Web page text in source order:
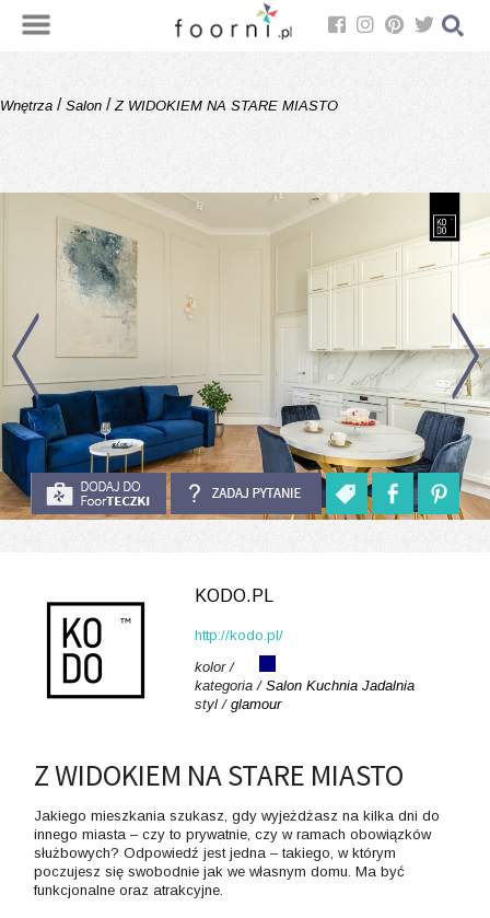
Wnętrza / Salon / Z WIDOKIEM NA STARE MIASTO
KODO.PL
http://kodo.pl/
kolor /
kategoria / Salon Kuchnia Jadalnia
styl / glamour
Z WIDOKIEM NA STARE MIASTO
Jakiego mieszkania szukasz, gdy wyjeżdżasz na kilka dni do
innego miasta – czy to prywatnie, czy w ramach obowiązków
służbowych? Odpowiedź jest jedna – takiego, w którym
poczujesz się swobodnie jak we własnym domu. Ma być
funkcjonalne oraz atrakcyjne.